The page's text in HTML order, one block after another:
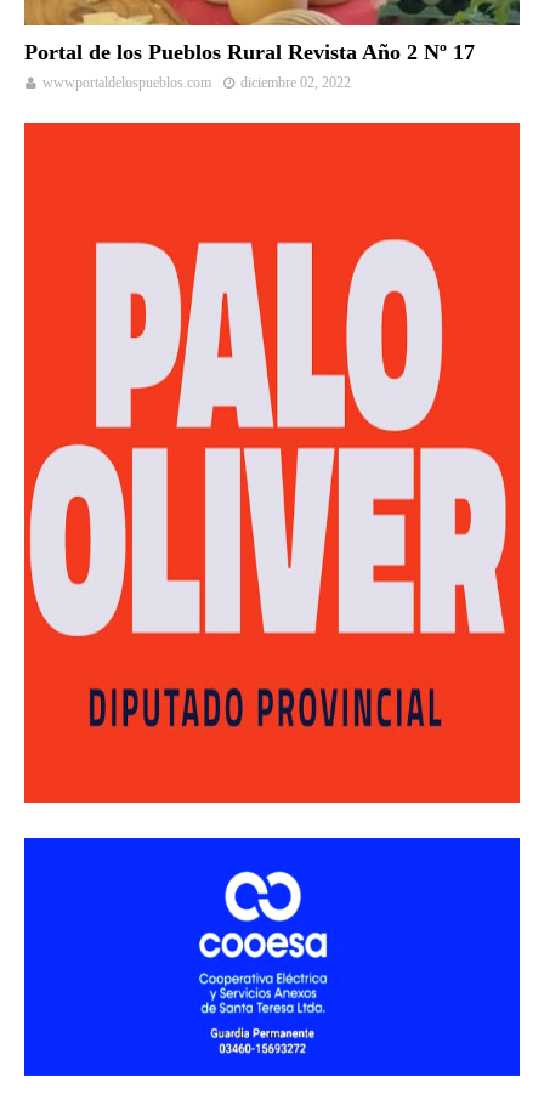
Portal de los Pueblos Rural Revista Año 2 Nº 17
wwwportaldelospueblos.com diciembre 02, 2022